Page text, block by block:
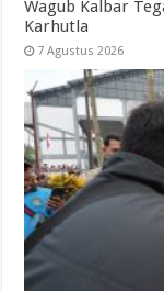
Wagub Kalbar
Karhutla
7 Agustus 2026